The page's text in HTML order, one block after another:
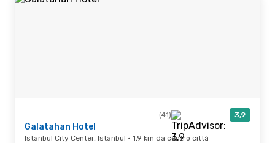
(41) 3,9
Galatahan Hotel
Istanbul City Center, Istanbul · 1,9 km da centro città